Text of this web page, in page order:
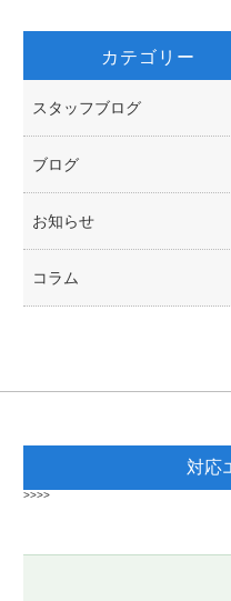
カテゴリー
スタッフブログ
ブログ
お知らせ
コラム
対応
>>>>